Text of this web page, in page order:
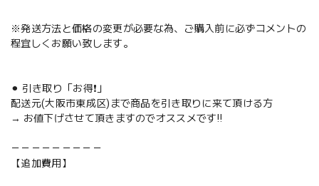
※発送方法と価格の変更が必要な為、ご購入前に必ずコメントの
程宜しくお願い致します。
⚫︎ 引き取り「お得❗️」
配送元(大阪市東成区)まで商品を引き取りに来て頂ける方
→ お値下げさせて頂きますのでオススメです‼️
－－－－－－－－－
【追加費用】